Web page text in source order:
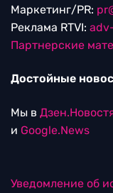
Маркетинг/PR:
Реклама RTVI:
Партнерские
Достойные
Мы в
и Google.News
Уведомление об